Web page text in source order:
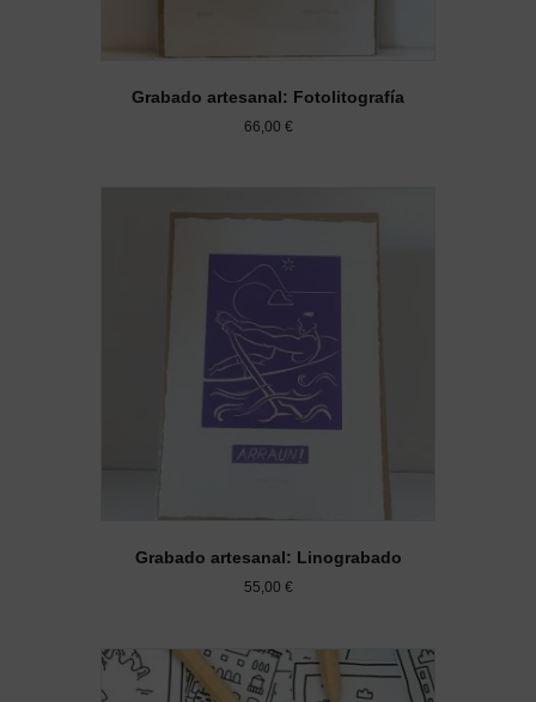
Grabado artesanal: Fotolitografía
66,00 €
Grabado artesanal: Linograbado
55,00 €